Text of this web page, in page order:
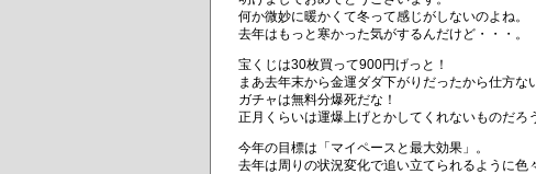
何か微妙に暖かくて冬って感じがしないのよね。
去年はもっと寒かった気がするんだけど・・・。
宝くじは30枚買って900円げっと！
まあ去年末から金運ダダ下がりだったから仕方な
ガチャは無料分爆死だな！
正月くらいは運爆上げとかしてくれないものだろ
今年の目標は「マイペースと最大効果」。
去年は周りの状況変化で追い立てられるように色